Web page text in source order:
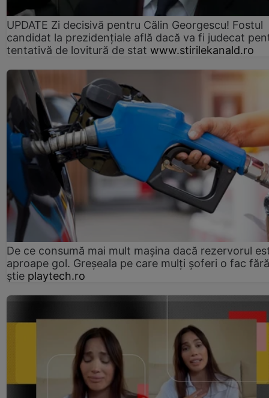
UPDATE Zi decisivă pentru Călin Georgescu! Fostul
candidat la prezidențiale află dacă va fi judecat
tentativă de lovitură de stat www.stirilekanald.ro
De ce consumă mai mult mașina dacă rezervorul
aproape gol. Greșeala pe care mulți șoferi o fac
știe playtech.ro